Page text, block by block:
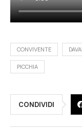
CONVIVENTE
PICCHIA
CONDIVIDI